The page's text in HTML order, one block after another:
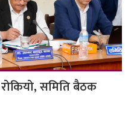
समिति बैठक